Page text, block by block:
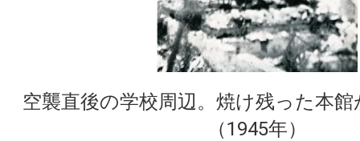
空襲直後の学校周辺。焼け残った本
（1945年）